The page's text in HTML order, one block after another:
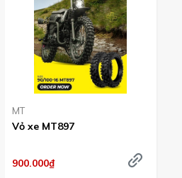
MT
Vỏ xe MT897
900.000₫